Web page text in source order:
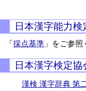
日本漢字能力
「採点基準 」をご参照
日本漢字検定
漢検 漢字辞典 第